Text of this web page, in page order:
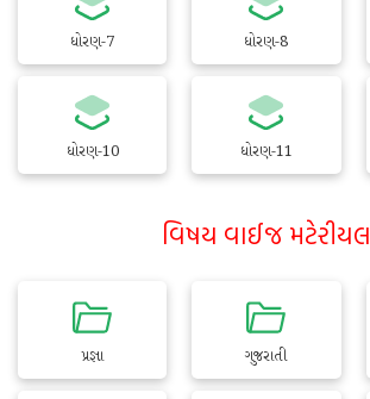
ધોરણ-7 ધોરણ-8
ધોરણ-10 ધોરણ-11
વિષય વાઈજ મટેરીયલ
પ્રજ્ઞા ગુજરાતી